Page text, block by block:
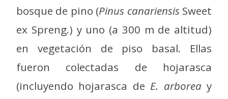
bosque de pino (Pinus canariensisSweet
ex Spreng.) y uno (a 300 m de altitud)
en vegetación de piso basal. Ellas
fueron colectadas de hojarasca
(incluyendo hojarasca de E. arborea y